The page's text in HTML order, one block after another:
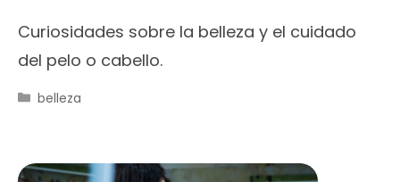
Curiosidades sobre la belleza y el cuidado
del pelo o cabello.
Categorías
belleza